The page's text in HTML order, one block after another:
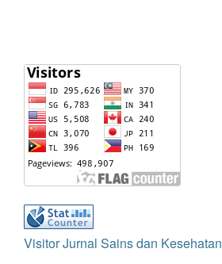
Visitor Jurnal Sains dan Kesehatan